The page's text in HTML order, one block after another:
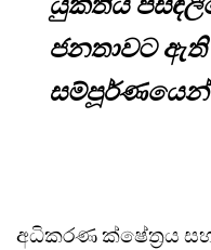
ජනතාවට ඇති
අධිකරණ ක්ෂේත්‍රය